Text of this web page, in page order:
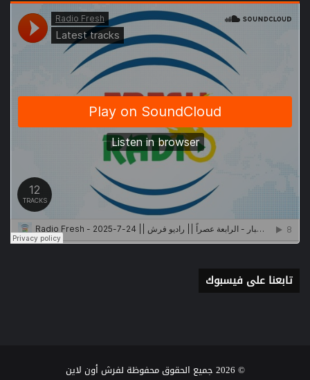
تابعنا على فيسبوك
© 2026 جميع الحقوق محفوظة لفرش أون لاين